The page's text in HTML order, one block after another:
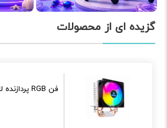
گزیده ای از محصولات
فن RGB پردازنده لاوينگ کول مدل LC-200